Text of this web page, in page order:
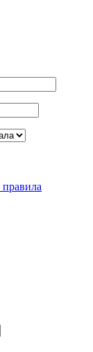
правила